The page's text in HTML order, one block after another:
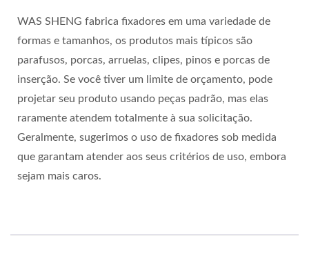
WAS SHENG fabrica fixadores em uma variedade de
formas e tamanhos, os produtos mais típicos são
parafusos, porcas, arruelas, clipes, pinos e porcas de
inserção. Se você tiver um limite de orçamento, pode
projetar seu produto usando peças padrão, mas elas
raramente atendem totalmente à sua solicitação.
Geralmente, sugerimos o uso de fixadores sob medida
que garantam atender aos seus critérios de uso, embora
sejam mais caros.